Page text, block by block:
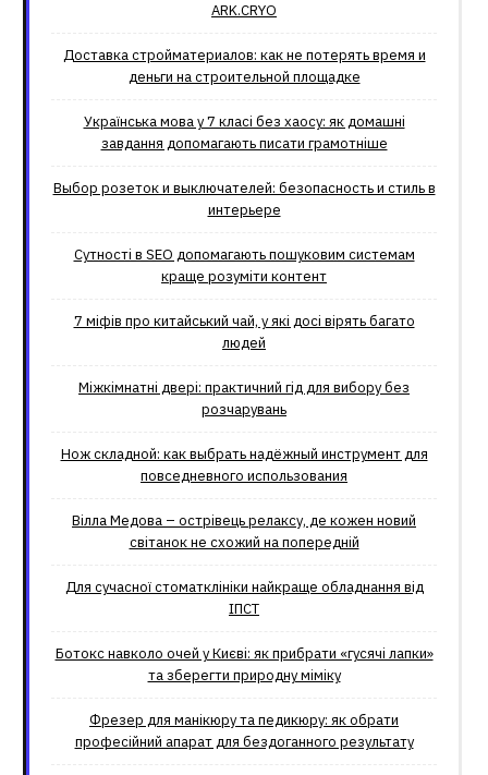
ARK.CRYO
Доставка стройматериалов: как не потерять время и
деньги на строительной площадке
Українська мова у 7 класі без хаосу: як домашні
завдання допомагають писати грамотніше
Выбор розеток и выключателей: безопасность и стиль в
интерьере
Сутності в SEO допомагають пошуковим системам
краще розуміти контент
7 міфів про китайський чай, у які досі вірять багато
людей
Міжкімнатні двері: практичний гід для вибору без
розчарувань
Нож складной: как выбрать надёжный инструмент для
повседневного использования
Вілла Медова – острівець релаксу, де кожен новий
світанок не схожий на попередній
Для сучасної стоматклініки найкраще обладнання від
ІПСТ
Ботокс навколо очей у Києві: як прибрати «гусячі лапки»
та зберегти природну міміку
Фрезер для манікюру та педикюру: як обрати
професійний апарат для бездоганного результату